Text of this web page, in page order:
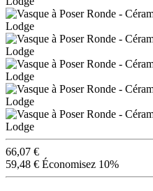
66,07 €
59,48 € Économisez 10%